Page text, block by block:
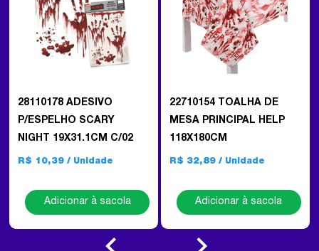
28110178 ADESIVO
P/ESPELHO SCARY
NIGHT 19X31.1CM C/02
R$ 10,39
Adicionar à sacola
22710154 TOALHA DE
MESA PRINCIPAL HELP
118X180CM
R$ 32,89
Adicionar à sacola